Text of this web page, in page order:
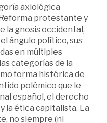
axiológica
protestante y
la gnosis occidental,
ángulo político, sus
en múltiples
categorías de la
forma histórica de
polémico que le
español, el derecho
la ética capitalista. La
no siempre (ni